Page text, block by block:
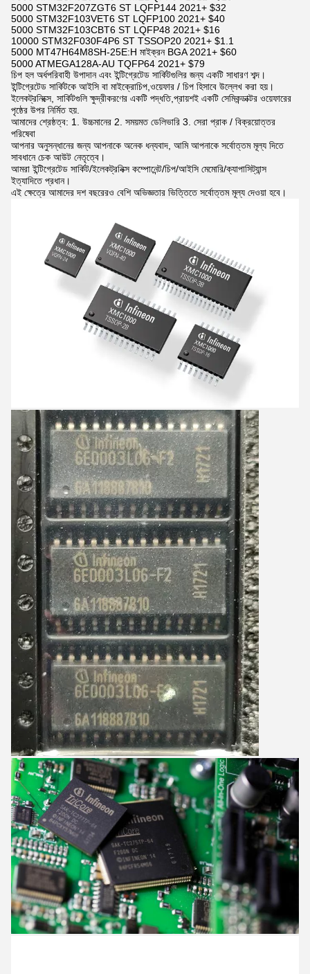
5000 STM32F207ZGT6 ST LQFP144 2021+ $32
5000 STM32F103VET6 ST LQFP100 2021+ $40
5000 STM32F103CBT6 ST LQFP48 2021+ $16
10000 STM32F030F4P6 ST TSSOP20 2021+ $1.1
5000 MT47H64M8SH-25E:H মাইক্রন BGA 2021+ $60
5000 ATMEGA128A-AU TQFP64 2021+ $79
চিপ হল অর্ধপরিবাহী উপাদান এবং ইন্টিগ্রেটেড সার্কিটগুলির জন্য একটি সাধারণ শব্দ।
ইন্টিগ্রেটেড সার্কিটকে আইসি বা মাইক্রোচিপ,ওয়েফার / চিপ হিসাবে উল্লেখ করা হয়।
ইলেকট্রনিক্সে, সার্কিটগুলি ক্ষুদ্রীকরণের একটি পদ্ধতি,প্রায়শই একটি সেমিকন্ডাক্টর ওয়েফারের
পৃষ্ঠের উপর নির্মিত হয়.
আমাদের শ্রেষ্ঠত্ব: 1. উচ্চমানের 2. সময়মত ডেলিভারি 3. সেরা প্রাক / বিক্রয়োত্তর
পরিষেবা
আপনার অনুসন্ধানের জন্য আপনাকে অনেক ধন্যবাদ, আমি আপনাকে সর্বোত্তম মূল্য দিতে
সাবধানে চেক আউট নেতৃত্বে।
আমরা ইন্টিগ্রেটেড সার্কিট/ইলেকট্রনিক্স কম্পোনেন্ট/চিপ/আইসি মেমোরি/ক্যাপাসিট্যান্স
ইত্যাদিতে প্রধান।
এই ক্ষেত্রে আমাদের দশ বছরেরও বেশি অভিজ্ঞতার ভিত্তিতে সর্বোত্তম মূল্য দেওয়া হবে।